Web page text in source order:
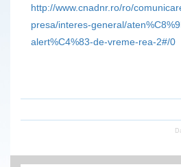
http://www.cnadnr.ro/ro/
presa/interes-general/
alert%C4%83-de-vreme-rea-2#/0